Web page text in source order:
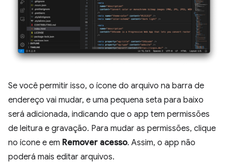
Se você permitir isso, o ícone do arquivo na barra de
endereço vai mudar, e uma pequena seta para baixo
será adicionada, indicando que o app tem permissões
de leitura e gravação. Para mudar as permissões, clique
no ícone e em Remover acesso. Assim, o app não
poderá mais editar arquivos.